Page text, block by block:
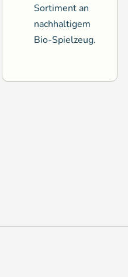
Sortiment an
nachhaltigem
Bio-Spielzeug.